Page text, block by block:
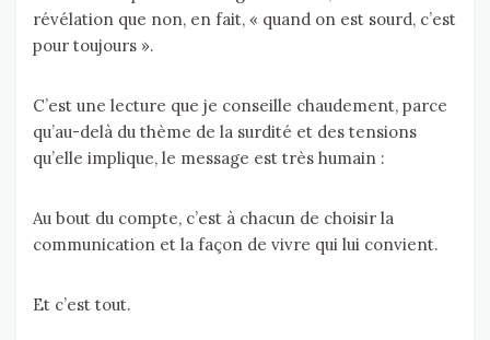
révélation que non, en fait, « quand on est sourd, c’est
pour toujours ».
C’est une lecture que je conseille chaudement, parce
qu’au-delà du thème de la surdité et des tensions
qu’elle implique, le message est très humain :
Au bout du compte, c’est à chacun de choisir la
communication et la façon de vivre qui lui convient.
Et c’est tout.